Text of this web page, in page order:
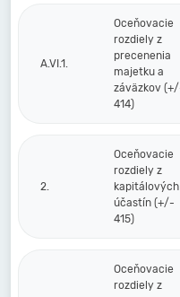
A.VI.1.
Oceňovacie
rozdiely z
precenenia
majetku a
záväzkov
414)
2.
Oceňovacie
rozdiely z
kapitálových
účastín (+/-
415)
Oceňovacie
rozdiely z